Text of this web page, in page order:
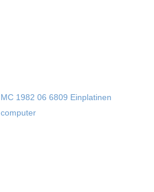
MC 1982 06 6809 Einplatinen
computer